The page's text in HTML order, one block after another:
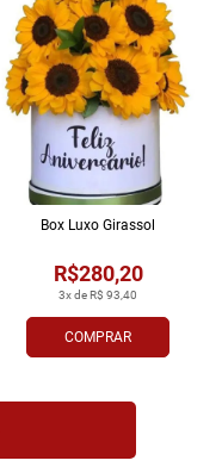
COMPRAR
3x de R$ 93,40
R$280,20
Box Luxo Girassol